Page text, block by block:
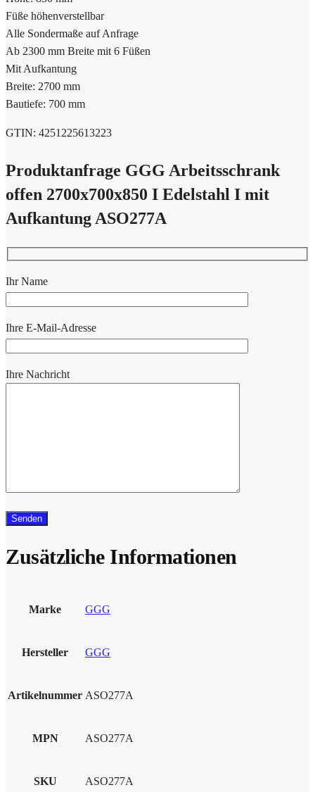
Füße höhenverstellbar
Alle Sondermaße auf Anfrage
Ab 2300 mm Breite mit 6 Füßen
Mit Aufkantung
Breite: 2700 mm
Bautiefe: 700 mm
GTIN: 4251225613223
Produktanfrage GGG Arbeitsschrank
offen 2700x700x850 I Edelstahl I mit
Aufkantung ASO277A
Ihr Name
Ihre E-Mail-Adresse
Ihre Nachricht
Zusätzliche Informationen
Marke GGG
Hersteller GGG
Artikelnummer ASO277A
MPN ASO277A
SKU ASO277A